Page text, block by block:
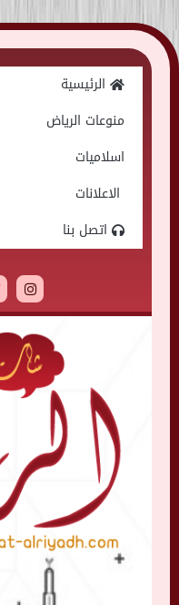
Skip
to
الرئيسية
منوعات الرياض
اسلاميات
الاعلانات
اتصل بنا